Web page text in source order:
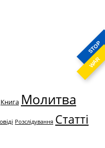
STOP
WAR
Книга Молитва
Розслідування Статті